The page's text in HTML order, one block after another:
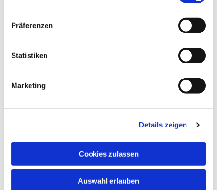
Präferenzen
Statistiken
Marketing
Details zeigen
Cookies zulassen
Auswahl erlauben